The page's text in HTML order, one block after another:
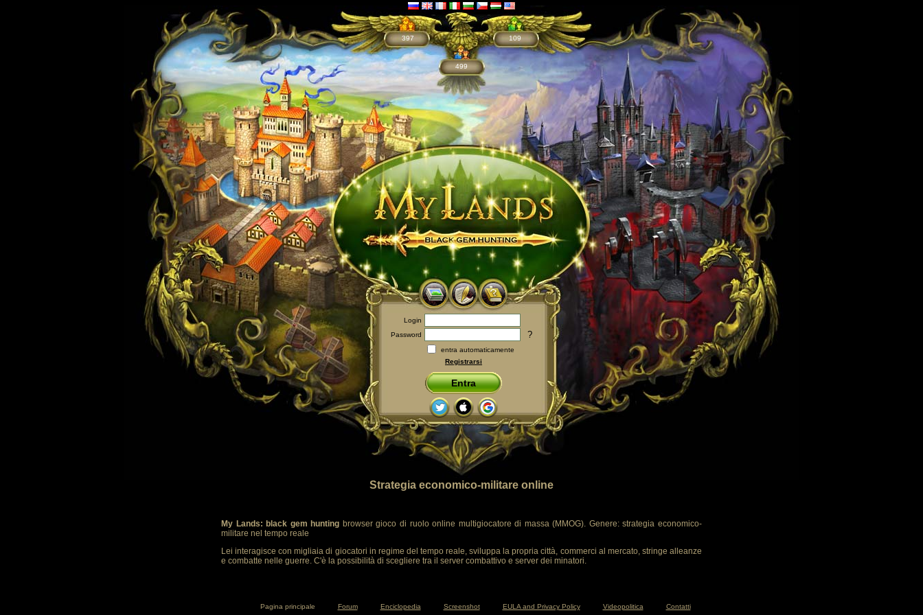
397
499
109
Login
Password
?
entra automaticamente
Registrarsi
Entra
Strategia economico-militare online
My Lands: black gem hunting browser gioco di ruolo online multigiocatore di massa (MMOG). Genere: strategia economico-
militare nel tempo reale
Lei interagisce con migliaia di giocatori in regime del tempo reale, sviluppa la propria città, commerci al mercato, stringe alleanze
e combatte nelle guerre. C'è la possibilità di scegliere tra il server combattivo e server dei minatori.
Pagina principale Forum Enciclopedia Screenshot EULA and Privacy Policy Videopolitica Contatti